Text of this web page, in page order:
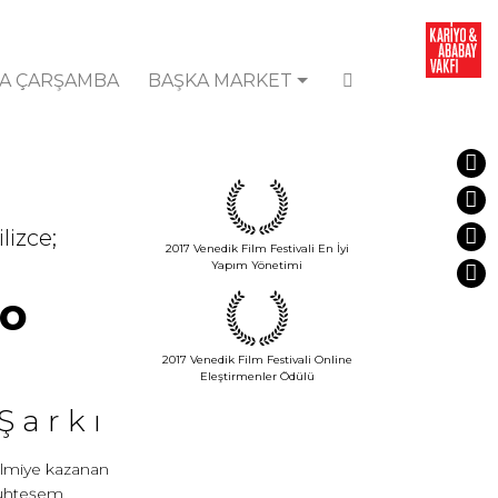
ÇARŞAMBA BAŞKA MARKET
kazanan
2017 Venedik Film Festivali En İyi
Yapım Yönetimi
2017 Venedik Film Festivali Online
Eleştirmenler Ödülü